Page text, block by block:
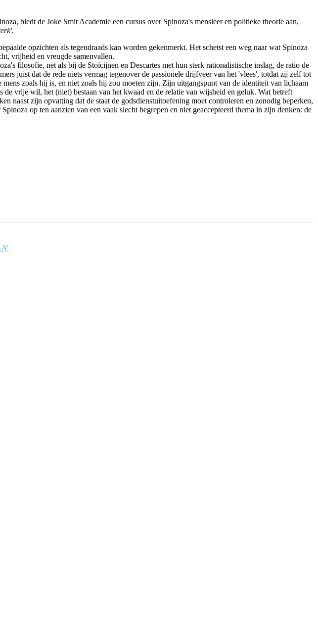
biedt de Joke Smit Academie een cursus over Spinoza's mensleer en politieke theorie aan,
opzichten als tegendraads kan worden gekenmerkt. Het schetst een weg naar wat Spinoza
vrijheid en vreugde samenvallen.
filosofie, net als bij de Stoïcijnen en Descartes met hun sterk rationalistische inslag, de ratio de
juist dat de rede niets vermag tegenover de passionele drijfveer van het 'vlees', totdat zij zelf tot
zoals hij is, en niet zoals hij zou moeten zijn. Zijn uitgangspunt van de identiteit van lichaam
de vrije wil, het (niet) bestaan van het kwaad en de relatie van wijsheid en geluk. Wat betreft
naast zijn opvatting dat de staat de godsdienstuitoefening moet controleren en zonodig beperken,
op ten aanzien van een vaak slecht begrepen en niet geaccepteerd thema in zijn denken: de